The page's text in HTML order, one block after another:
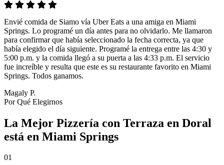
Envié comida de Siamo vía Uber Eats a una amiga en Miami
Springs. Lo programé un día antes para no olvidarlo. Me llamaron
para confirmar que había seleccionado la fecha correcta, ya que
había elegido el día siguiente. Programé la entrega entre las 4:30 y
5:00 p.m. y la comida llegó a su puerta a las 4:33 p.m. El servicio
fue increíble y resulta que este es su restaurante favorito en Miami
Springs. Todos ganamos.
Magaly P.
Por Qué Elegirnos
La Mejor Pizzería con Terraza en Doral
está en Miami Springs
01